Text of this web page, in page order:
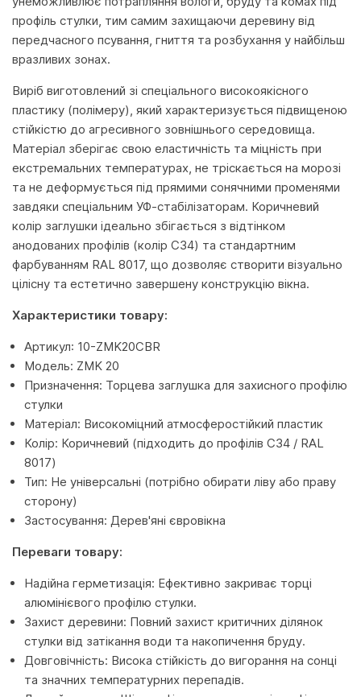
профіль стулки, тим самим захищаючи деревину від
передчасного псування, гниття та розбухання у найбільш
вразливих зонах.
Виріб виготовлений зі спеціального високоякісного
пластику (полімеру), який характеризується підвищеною
стійкістю до агресивного зовнішнього середовища.
Матеріал зберігає свою еластичність та міцність при
екстремальних температурах, не тріскається на морозі
та не деформується під прямими сонячними променями
завдяки спеціальним УФ-стабілізаторам. Коричневий
колір заглушки ідеально збігається з відтінком
анодованих профілів (колір C34) та стандартним
фарбуванням RAL 8017, що дозволяє створити візуально
цілісну та естетично завершену конструкцію вікна.
Характеристики товару:
Артикул: 10-ZMK20CBR
Модель: ZMK 20
Призначення: Торцева заглушка для захисного профілю
стулки
Матеріал: Високоміцний атмосферостійкий пластик
Колір: Коричневий (підходить до профілів C34 / RAL
8017)
Тип: Не універсальні (потрібно обирати ліву або праву
сторону)
Застосування: Дерев'яні євровікна
Переваги товару:
Надійна герметизація: Ефективно закриває торці
алюмінієвого профілю стулки.
Захист деревини: Повний захист критичних ділянок
стулки від затікання води та накопичення бруду.
Довговічність: Висока стійкість до вигорання на сонці
та значних температурних перепадів.